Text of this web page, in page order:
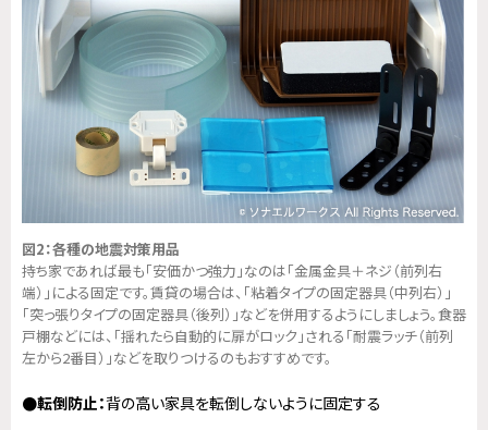
図2：各種の地震対策用品
持ち家であれば最も「安価かつ強力」なのは「金属金具＋ネジ（前列右
端）」による固定です。賃貸の場合は、「粘着タイプの固定器具（中列右）」
「突っ張りタイプの固定器具（後列）」などを併用するようにしましょう。食器
戸棚などには、「揺れたら自動的に扉がロック」される「耐震ラッチ（前列
左から2番目）」などを取りつけるのもおすすめです。
●転倒防止：背の高い家具を転倒しないように固定する